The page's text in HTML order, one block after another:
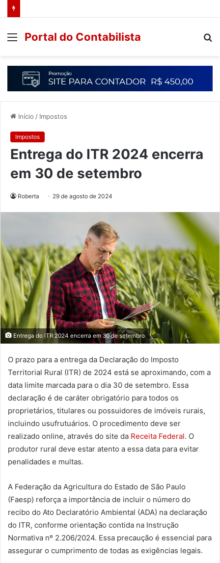
Portal do Contabilista
Início / Impostos
Impostos
Entrega do ITR 2024 encerra
em 30 de setembro
Roberta 29 de agosto de 2024
Entrega do ITR 2024 encerra em 30 de setembro
O prazo para a entrega da Declaração do Imposto
Territorial Rural (ITR) de 2024 está se aproximando, com a
data limite marcada para o dia 30 de setembro. Essa
declaração é de caráter obrigatório para todos os
proprietários, titulares ou possuidores de imóveis rurais,
incluindo usufrutuários. O procedimento deve ser
realizado online, através do site da Receita Federal. O
produtor rural deve estar atento a essa data para evitar
penalidades e multas.
A Federação da Agricultura do Estado de São Paulo
(Faesp) reforça a importância de incluir o número do
recibo do Ato Declaratório Ambiental (ADA) na declaração
do ITR, conforme orientação contida na Instrução
Normativa nº 2.206/2024. Essa precaução é essencial para
assegurar o cumprimento de todas as exigências legais.